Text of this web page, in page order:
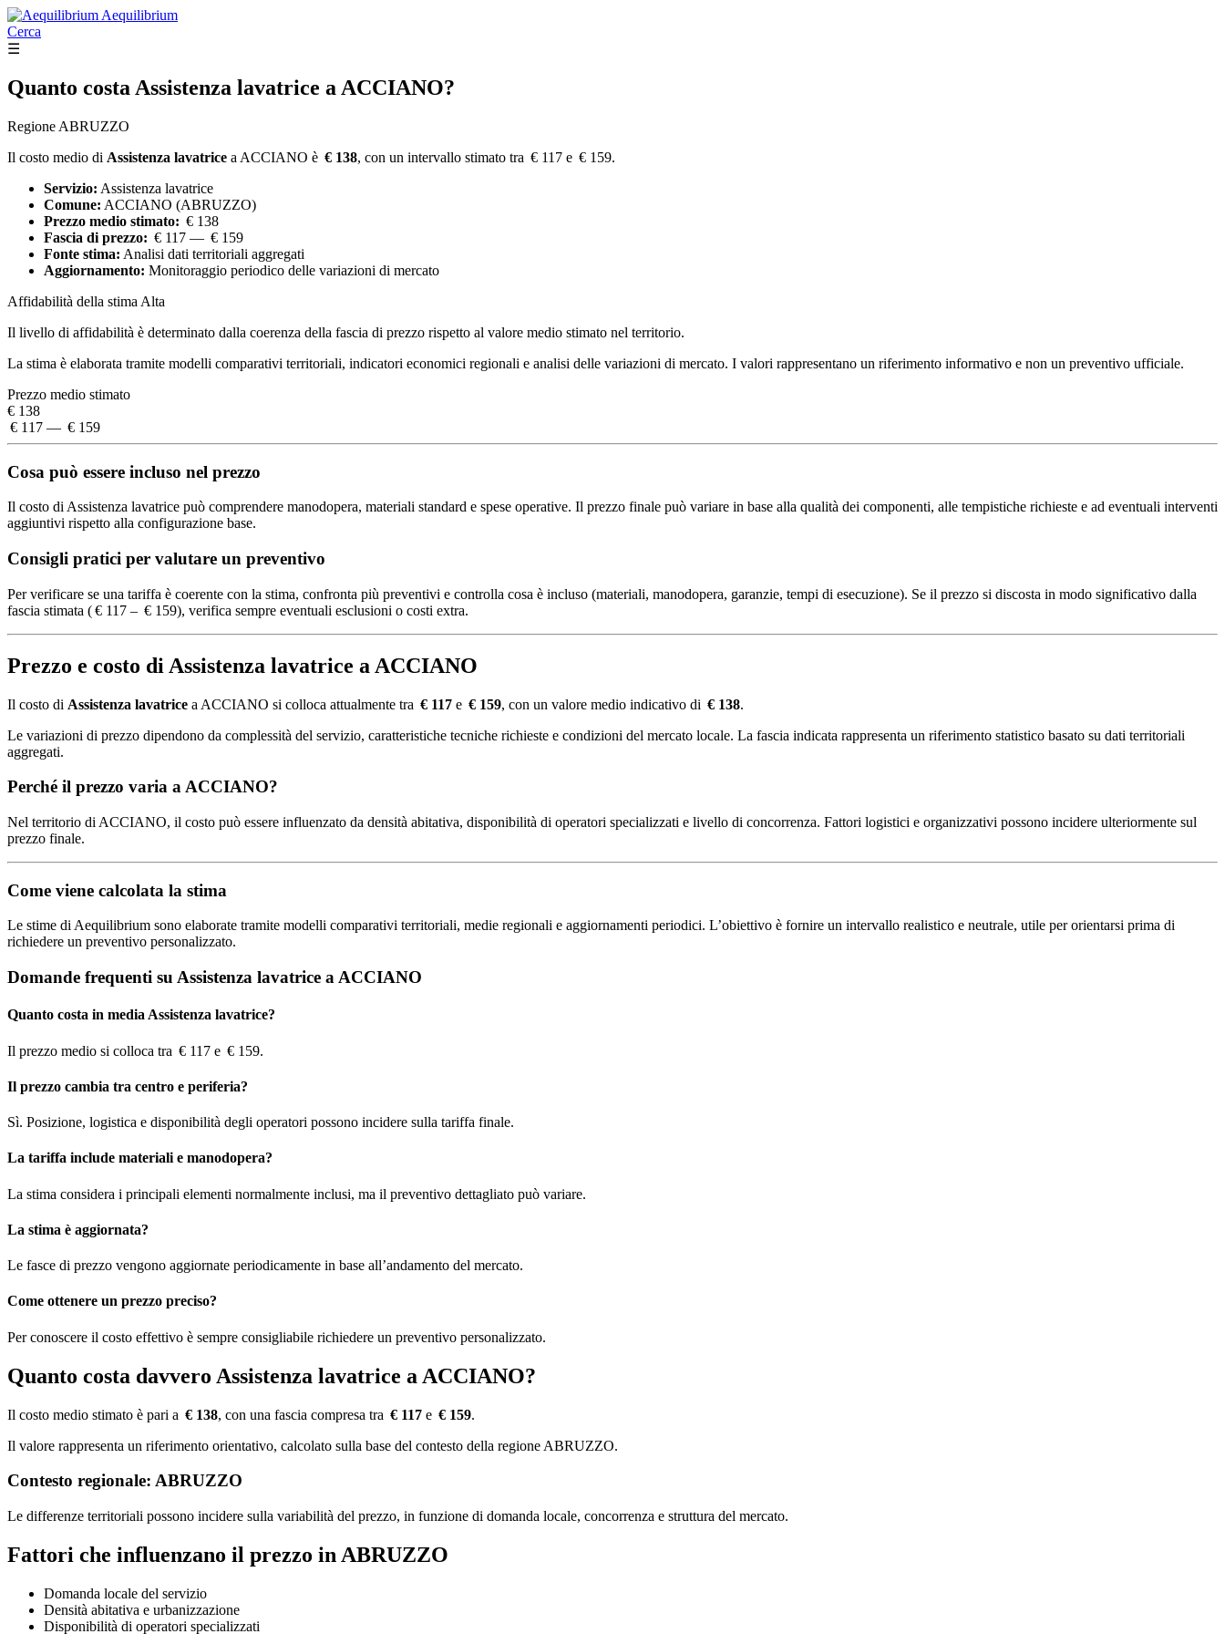
Aequilibrium
Cerca
☰
Quanto costa Assistenza lavatrice a ACCIANO?
Regione ABRUZZO
Il costo medio di Assistenza lavatrice a ACCIANO è € 138, con un intervallo stimato tra € 117 e € 159.
Servizio: Assistenza lavatrice
Comune: ACCIANO (ABRUZZO)
Prezzo medio stimato: € 138
Fascia di prezzo: € 117 — € 159
Fonte stima: Analisi dati territoriali aggregati
Aggiornamento: Monitoraggio periodico delle variazioni di mercato
Affidabilità della stima Alta
Il livello di affidabilità è determinato dalla coerenza della fascia di prezzo rispetto al valore medio stimato nel territorio.
La stima è elaborata tramite modelli comparativi territoriali, indicatori economici regionali e analisi delle variazioni di mercato. I valori rappresentano un riferimento informativo e non un preventivo ufficiale.
Prezzo medio stimato
€ 138
€ 117 — € 159
Cosa può essere incluso nel prezzo
Il costo di Assistenza lavatrice può comprendere manodopera, materiali standard e spese operative. Il prezzo finale può variare in base alla qualità dei componenti, alle tempistiche richieste e ad eventuali interventi
aggiuntivi rispetto alla configurazione base.
Consigli pratici per valutare un preventivo
Per verificare se una tariffa è coerente con la stima, confronta più preventivi e controlla cosa è incluso (materiali, manodopera, garanzie, tempi di esecuzione). Se il prezzo si discosta in modo significativo dalla
fascia stimata ( € 117 – € 159), verifica sempre eventuali esclusioni o costi extra.
Prezzo e costo di Assistenza lavatrice a ACCIANO
Il costo di Assistenza lavatrice a ACCIANO si colloca attualmente tra € 117 e € 159, con un valore medio indicativo di € 138.
Le variazioni di prezzo dipendono da complessità del servizio, caratteristiche tecniche richieste e condizioni del mercato locale. La fascia indicata rappresenta un riferimento statistico basato su dati territoriali
aggregati.
Perché il prezzo varia a ACCIANO?
Nel territorio di ACCIANO, il costo può essere influenzato da densità abitativa, disponibilità di operatori specializzati e livello di concorrenza. Fattori logistici e organizzativi possono incidere ulteriormente sul
prezzo finale.
Come viene calcolata la stima
Le stime di Aequilibrium sono elaborate tramite modelli comparativi territoriali, medie regionali e aggiornamenti periodici. L’obiettivo è fornire un intervallo realistico e neutrale, utile per orientarsi prima di
richiedere un preventivo personalizzato.
Domande frequenti su Assistenza lavatrice a ACCIANO
Quanto costa in media Assistenza lavatrice?
Il prezzo medio si colloca tra € 117 e € 159.
Il prezzo cambia tra centro e periferia?
Sì. Posizione, logistica e disponibilità degli operatori possono incidere sulla tariffa finale.
La tariffa include materiali e manodopera?
La stima considera i principali elementi normalmente inclusi, ma il preventivo dettagliato può variare.
La stima è aggiornata?
Le fasce di prezzo vengono aggiornate periodicamente in base all’andamento del mercato.
Come ottenere un prezzo preciso?
Per conoscere il costo effettivo è sempre consigliabile richiedere un preventivo personalizzato.
Quanto costa davvero Assistenza lavatrice a ACCIANO?
Il costo medio stimato è pari a € 138, con una fascia compresa tra € 117 e € 159.
Il valore rappresenta un riferimento orientativo, calcolato sulla base del contesto della regione ABRUZZO.
Contesto regionale: ABRUZZO
Le differenze territoriali possono incidere sulla variabilità del prezzo, in funzione di domanda locale, concorrenza e struttura del mercato.
Fattori che influenzano il prezzo in ABRUZZO
Domanda locale del servizio
Densità abitativa e urbanizzazione
Disponibilità di operatori specializzati